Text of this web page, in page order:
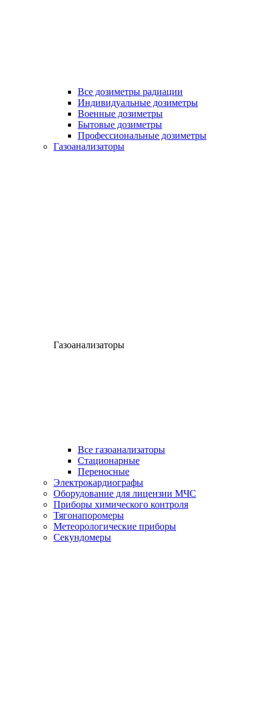
Все дозиметры радиации
Индивидуальные дозиметры
Военные дозиметры
Бытовые дозиметры
Профессиональные дозиметры
Газоанализаторы
Газоанализаторы
Все газоанализаторы
Cтационарные
Переносные
Электрокардиографы
Оборудование для лицензии МЧС
Приборы химического контроля
Тягонапоромеры
Метеорологические приборы
Секундомеры